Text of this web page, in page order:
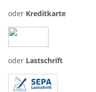
oder Kreditkarte
oder Lastschrift